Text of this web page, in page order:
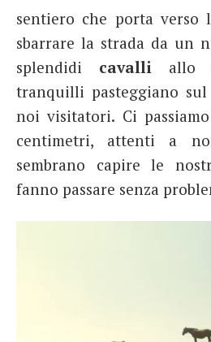
sentiero che porta verso
sbarrare la strada da un
splendidi cavalli allo
tranquilli pasteggiano
noi visitatori. Ci
centimetri, attenti a
sembrano capire le
fanno passare senza